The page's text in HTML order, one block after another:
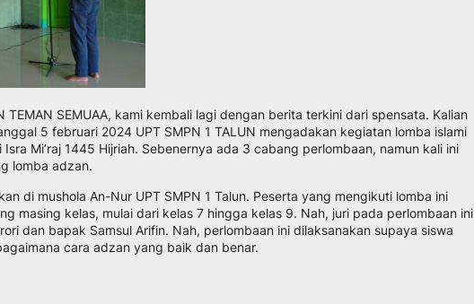
TEMAN SEMUAA, kami kembali lagi dengan berita terkini dari spensata. Kalian
5 februari 2024 UPT SMPN 1 TALUN mengadakan kegiatan lomba islami
Mi’raj 1445 Hijriah. Sebenernya ada 3 cabang perlombaan, namun kali ini
lomba adzan.
di mushola An-Nur UPT SMPN 1 Talun. Peserta yang mengikuti lomba ini
masing kelas, mulai dari kelas 7 hingga kelas 9. Nah, juri pada perlombaan ini
dan bapak Samsul Arifin. Nah, perlombaan ini dilaksanakan supaya siswa
cara adzan yang baik dan benar.